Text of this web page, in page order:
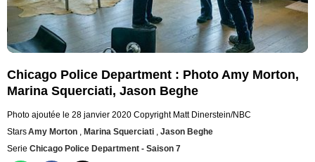
Chicago Police Department : Photo Amy Morton,
Marina Squerciati, Jason Beghe
Photo ajoutée le 28 janvier 2020 Copyright Matt Dinerstein/NBC
StarsAmy Morton , Marina Squerciati , Jason Beghe
Serie Chicago Police Department - Saison 7